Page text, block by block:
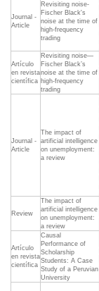
Journal -
Article
Revisiting noise-
Fischer Black's
noise at the time of
high-frequency
trading
Artículo
en revista
científica
Revisiting noise—
Fischer Black’s
noise at the time of
high-frequency
trading
Journal -
Article
The impact of
artificial intelligence
on unemployment:
a review
Review
The impact of
artificial intelligence
on unemployment:
a review
Artículo
en revista
científica
Causal
Performance of
Scholarship
Students: A Case
Study of a Peruvian
University